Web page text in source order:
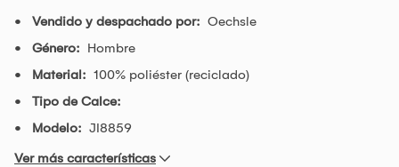
Vendido y despachado por: Oechsle
Género: Hombre
Material: 100% poliéster (reciclado)
Tipo de Calce:
Modelo: JI8859
Ver más características